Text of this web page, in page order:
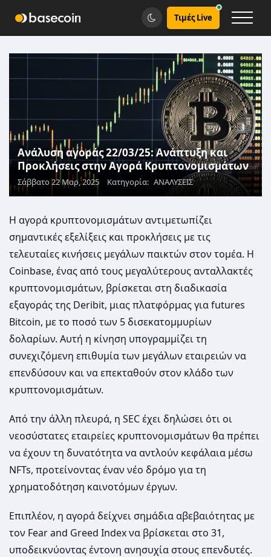
Τιμές Live
Ανάλυση αγοράς 22/03/25: Ανάπτυξη και
Προκλήσεις στην Αγορά Κρυπτονομισμάτων
Σάββατο 22 Μαρ, 2025 Κατηγορία: ΑΝΑΛΥΣΕΙΣ
Η αγορά κρυπτονομισμάτων αντιμετωπίζει
σημαντικές εξελίξεις και προκλήσεις με τις
τελευταίες κινήσεις μεγάλων παικτών στον τομέα. Η
Coinbase, ένας από τους μεγαλύτερους ανταλλακτές
κρυπτονομισμάτων, βρίσκεται στη διαδικασία
εξαγοράς της Deribit, μιας πλατφόρμας για futures
Bitcoin, με το ποσό των 5 δισεκατομμυρίων
δολαρίων. Αυτή η κίνηση υπογραμμίζει τη
συνεχιζόμενη επιθυμία των μεγάλων εταιρειών να
επενδύσουν και να επεκταθούν στον κλάδο των
κρυπτονομισμάτων.
Από την άλλη πλευρά, η SEC έχει δηλώσει ότι οι
νεοσύστατες εταιρείες κρυπτονομισμάτων θα πρέπει
να έχουν τη δυνατότητα να αντλούν κεφάλαια μέσω
NFTs, προτείνοντας έναν νέο δρόμο για τη
χρηματοδότηση καινοτόμων έργων.
Επιπλέον, η αγορά δείχνει σημάδια αβεβαιότητας με
τον Fear and Greed Index να βρίσκεται στο 31,
υποδεικνύοντας έντονη ανησυχία στους επενδυτές.